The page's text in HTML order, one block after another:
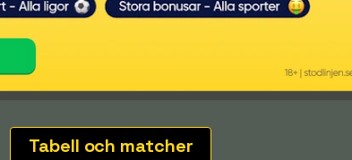
Tabell och matcher